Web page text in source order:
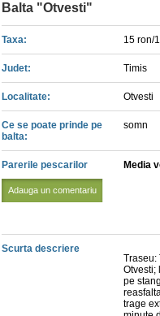
Balta "Otvesti"
Taxa: 15 ron/
Judet: Timis
Localitate: Otvesti
Ce se poate prinde pe
balta:
somn
Parerile pescarilor
Adauga un comentariu
Media
Scurta descriere
Traseu:
Otvesti;
pe
trage